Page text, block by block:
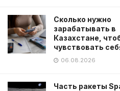
Сколько нужно
зарабатывать в
Казахстане,
чувствовать
06.08.2026
Часть ракеты